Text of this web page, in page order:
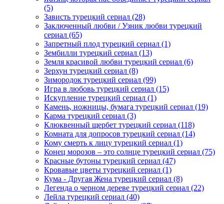
(5)
Зависть турецкий сериал (28)
Заключенный любви / Узник любви турецкий
сериал (65)
Запретный плод турецкий сериал (1)
Зембилли турецкий сериал (13)
Земля красивой любви турецкий сериал (6)
Зерхун турецкий сериал (8)
Зимородок турецкий сериал (99)
Игра в любовь турецкий сериал (15)
Искупление турецкий сериал (1)
Камень, ножницы, бумага турецкий сериал (19)
Карма турецкий сериал (3)
Клюквенный щербет турецкий сериал (118)
Комната для допросов турецкий сериал (14)
Кому смерть к лицу турецкий сериал (1)
Конец морозов – это солнце турецкий сериал (75)
Красные бутоны турецкий сериал (47)
Кровавые цветы турецкий сериал (1)
Кума - Другая Жена турецкий сериал (8)
Легенда о черном дереве турецкий сериал (22)
Лейла турецкий сериал (40)